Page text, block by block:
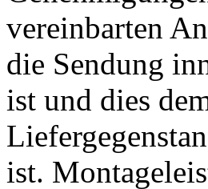
vereinbarten
die Sendung
ist und dies
ist.